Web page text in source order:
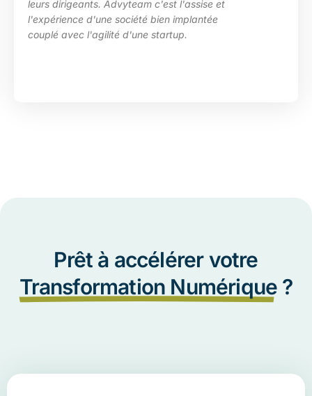
c'est l'assise et
société bien implantée
d'une startup.
Prêt à accélérer votre
Transformation Numérique ?